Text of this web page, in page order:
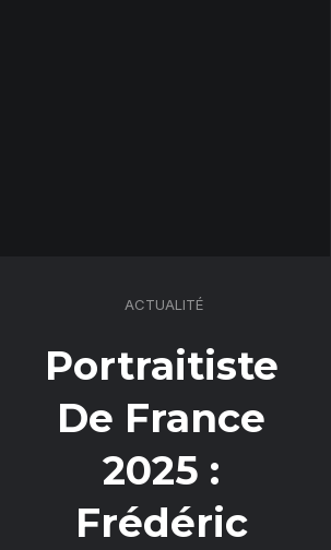
ACTUALITÉ
Portraitiste
De France
2025 :
Frédéric